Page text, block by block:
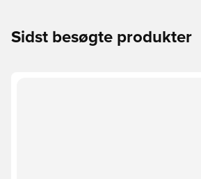
Sidst besøgte produkter